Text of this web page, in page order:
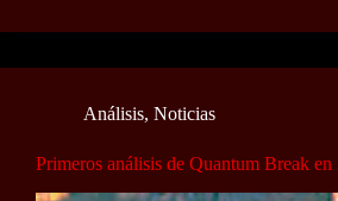
Análisis, Noticias
Primeros análisis de Quantum Break